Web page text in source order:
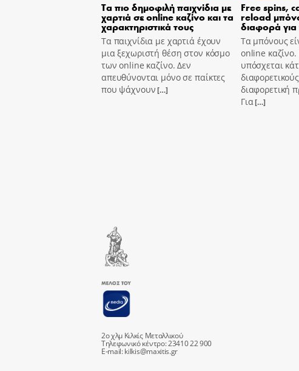
Τα πιο δημοφιλή παιχνίδια με
χαρτιά σε online καζίνο και τα
χαρακτηριστικά τους
Τα παιχνίδια με χαρτιά έχουν
μια ξεχωριστή θέση στον κόσμο
των online καζίνο. Δεν
απευθύνονται μόνο σε παίκτες
που ψάχνουν[…]
Free spins,
reload
διαφορά για
Τα μπόνους
online
υπόσχεται
διαφορετική
Για[…]
2ο χλμ Κιλκίς Μεταλλικού
Τηλεφωνικό κέντρο: 23410 22 900
E-mail:kilkis@maxitis.gr